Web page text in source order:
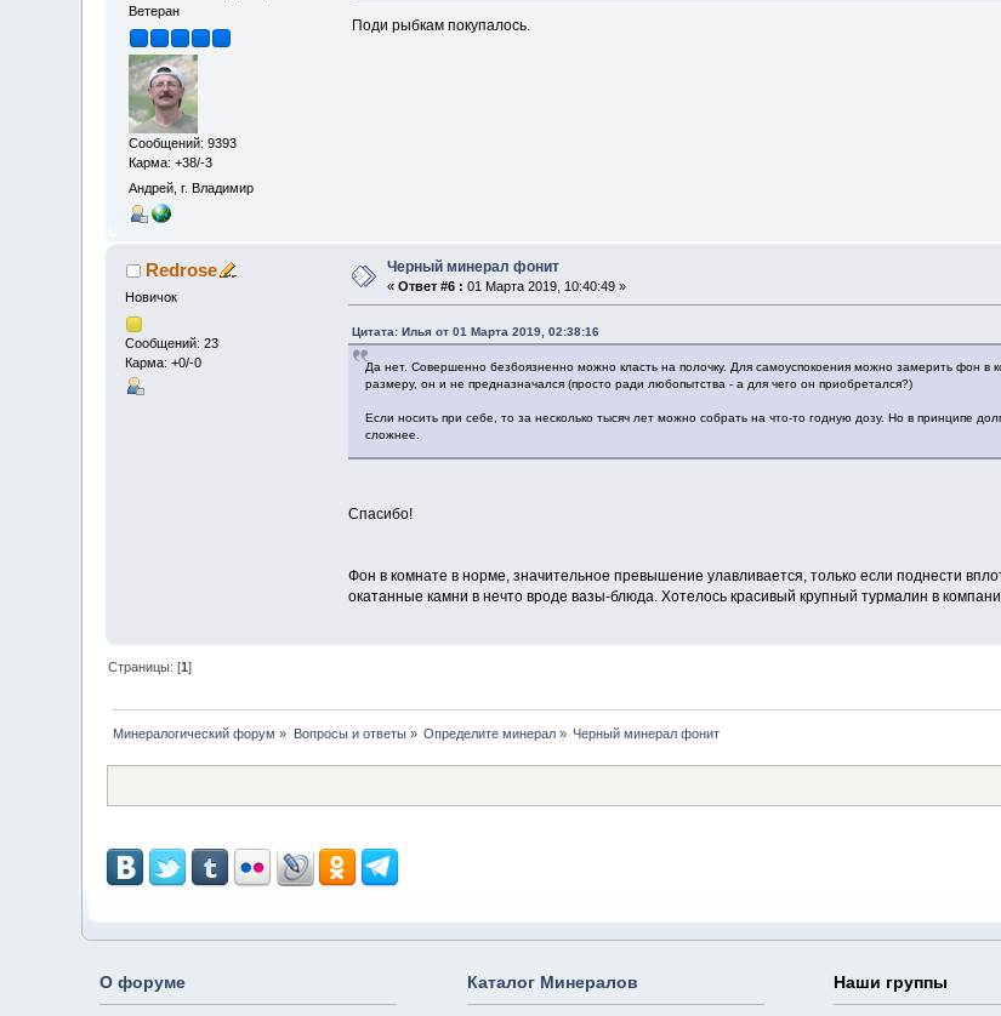
Ветеран
Сообщений: 9393
Карма: +38/-3
Андрей, г. Владимир
Поди рыбкам покупалось.
Redrose
Новичок
Сообщений: 23
Карма: +0/-0
Черный минерал фонит
«Ответ #6 : 01 Марта 2019, 10:40:49 »
Цитата: Илья от 01 Марта 2019, 02:38:16
Да нет. Совершенно безбоязненно можно класть на полочку. Для самоуспокоения можно замерить фон
размеру, он и не предназначался (просто ради любопытства - а для чего он приобретался?)
Если носить при себе, то за несколько тысяч лет можно собрать на что-то годную дозу. Но в принципе
сложнее.
Спасибо!
Фон в комнате в норме, значительное превышение улавливается, только если поднести
окатанные камни в нечто вроде вазы-блюда. Хотелось красивый крупный турмалин в
Страницы: [1]
Минералогический форум » Вопросы и ответы» Определите минерал » Черный минерал фонит
О форуме Каталог Минералов Наши группы